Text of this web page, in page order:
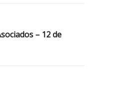
– 12 de